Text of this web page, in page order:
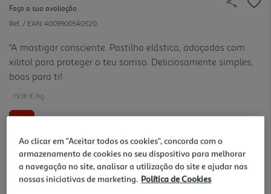
Faça a sua avaliação
Ref. / EAN: 4009900540520
"A mastigar consciente. Pastilha elástica, adoçadas com
xilitol para proteger o teu sorriso. Deliciosamente simples,
boas para ti!
39.38 €/Kg
Price reduced from
0,99 €to
0,63 €
Promoção:de 23/7/2026 a 19/8/2026
Ao clicar em "Aceitar todos os cookies", concorda com o
armazenamento de cookies no seu dispositivo para melhorar
a navegação no site, analisar a utilização do site e ajudar nas
nossas iniciativas de marketing. Política de Cookies